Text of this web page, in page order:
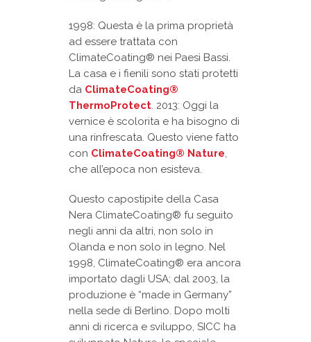
1998: Questa è la prima proprietà
ad essere trattata con
ClimateCoating® nei Paesi Bassi.
La casa e i fienili sono stati protetti
da ClimateCoating®
ThermoProtect. 2013: Oggi la
vernice è scolorita e ha bisogno di
una rinfrescata. Questo viene fatto
con ClimateCoating® Nature,
che all’epoca non esisteva.
Questo capostipite della Casa
Nera ClimateCoating® fu seguito
negli anni da altri, non solo in
Olanda e non solo in legno. Nel
1998, ClimateCoating® era ancora
importato dagli USA; dal 2003, la
produzione è “made in Germany”
nella sede di Berlino. Dopo molti
anni di ricerca e sviluppo, SICC ha